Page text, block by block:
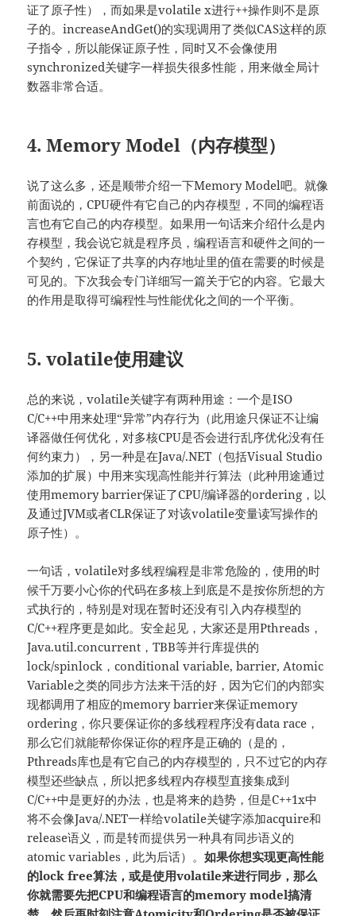
证了原子性），而如果是volatile x进行++操作则不是原
子的。increaseAndGet()的实现调用了类似CAS这样的原
子指令，所以能保证原子性，同时又不会像使用
synchronized关键字一样损失很多性能，用来做全局计
数器非常合适。
4. Memory Model（内存模型）
说了这么多，还是顺带介绍一下Memory Model吧。就像
前面说的，CPU硬件有它自己的内存模型，不同的编程语
言也有它自己的内存模型。如果用一句话来介绍什么是内
存模型，我会说它就是程序员，编程语言和硬件之间的一
个契约，它保证了共享的内存地址里的值在需要的时候是
可见的。下次我会专门详细写一篇关于它的内容。它最大
的作用是取得可编程性与性能优化之间的一个平衡。
5. volatile使用建议
总的来说，volatile关键字有两种用途：一个是ISO
C/C++中用来处理“异常”内存行为（此用途只保证不让编
译器做任何优化，对多核CPU是否会进行乱序优化没有任
何约束力），另一种是在Java/.NET（包括Visual Studio
添加的扩展）中用来实现高性能并行算法（此种用途通过
使用memory barrier保证了CPU/编译器的ordering，以
及通过JVM或者CLR保证了对该volatile变量读写操作的
原子性）。
一句话，volatile对多线程编程是非常危险的，使用的时
候千万要小心你的代码在多核上到底是不是按你所想的方
式执行的，特别是对现在暂时还没有引入内存模型的
C/C++程序更是如此。安全起见，大家还是用Pthreads，
Java.util.concurrent，TBB等并行库提供的
lock/spinlock，conditional variable, barrier, Atomic
Variable之类的同步方法来干活的好，因为它们的内部实
现都调用了相应的memory barrier来保证memory
ordering，你只要保证你的多线程程序没有data race，
那么它们就能帮你保证你的程序是正确的（是的，
Pthreads库也是有它自己的内存模型的，只不过它的内存
模型还些缺点，所以把多线程内存模型直接集成到
C/C++中是更好的办法，也是将来的趋势，但是C++1x中
将不会像Java/.NET一样给volatile关键字添加acquire和
release语义，而是转而提供另一种具有同步语义的
atomic variables，此为后话）。如果你想实现更高性能
的lock free算法，或是使用volatile来进行同步，那么
你就需要先把CPU和编程语言的memory model搞清